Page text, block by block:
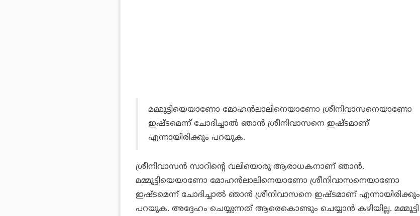
മമ്മൂട്ടിയെയാണോ മോഹന്‍ലാലിനെയാണോ ശ്രീനിവാസനെയാണോ
ഇഷ്ടമെന്ന് ചോദിച്ചാല്‍ ഞാന്‍ ശ്രീനിവാസനെ ഇഷ്ടമാണ്
എന്നായിരിക്കും പറയുക.
ശ്രീനിവാസന്‍ സാറിന്റെ വലിയൊരു ആരാധകനാണ് ഞാന്‍.
മമ്മൂട്ടിയെയാണോ മോഹന്‍ലാലിനെയാണോ ശ്രീനിവാസനെയാണോ
ഇഷ്ടമെന്ന് ചോദിച്ചാല്‍ ഞാന്‍ ശ്രീനിവാസനെ ഇഷ്ടമാണ് എന്നായിരിക്കും
പറയുക. അദ്ദേഹം ചെയ്യുന്നത് ആരെകൊണ്ടും ചെയ്യാന്‍ കഴിയില്ല. മമ്മൂട്ടി